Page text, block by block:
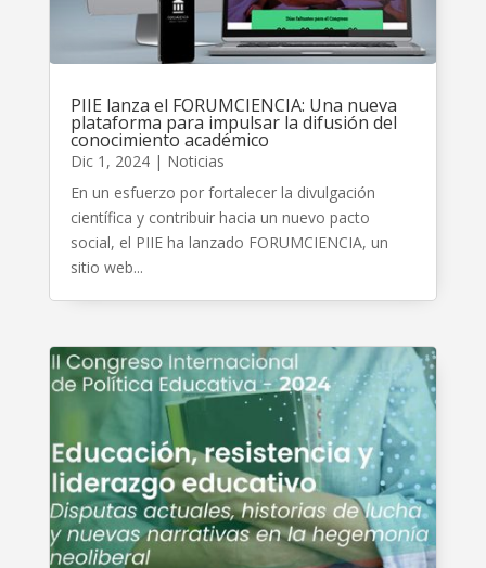
PIIE lanza el FORUMCIENCIA: Una nueva
plataforma para impulsar la difusión del
conocimiento académico
Dic 1, 2024| Noticias
En un esfuerzo por fortalecer la divulgación
científica y contribuir hacia un nuevo pacto
social, el PIIE ha lanzado FORUMCIENCIA, un
sitio web...